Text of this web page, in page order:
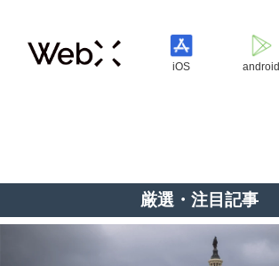
iOS android
厳選・注目記事